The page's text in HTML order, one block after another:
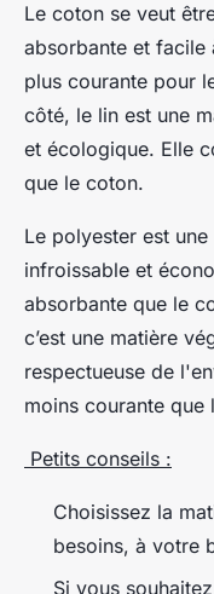
Le coton se veut
absorbante et facile
plus courante pour
côté, le lin est une
et écologique. Elle
que le coton.
Le polyester est
infroissable et
absorbante que le
c’est une matière
respectueuse de
moins courante que
Petits conseils :
Choisissez la
besoins, à votre
Si vous